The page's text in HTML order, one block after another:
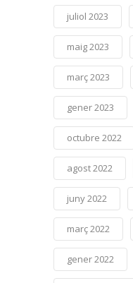
juliol 2023
maig 2023
març 2023
gener 2023
octubre 2022
agost 2022
juny 2022
març 2022
gener 2022